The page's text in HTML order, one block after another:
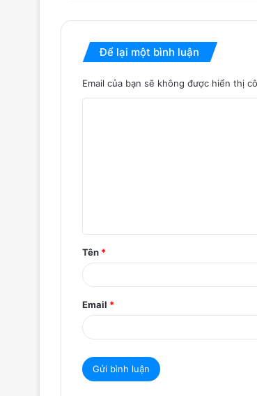
Để lại một bình luận
Email của bạn sẽ không được hiển thị
ậ
n
Tên *
Email *